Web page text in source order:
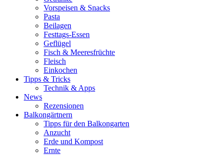
Vorspeisen & Snacks
Pasta
Beilagen
Festtags-Essen
Geflügel
Fisch & Meeresfrüchte
Fleisch
Einkochen
Tipps & Tricks
Technik & Apps
News
Rezensionen
Balkongärtnern
Tipps für den Balkongarten
Anzucht
Erde und Kompost
Ernte